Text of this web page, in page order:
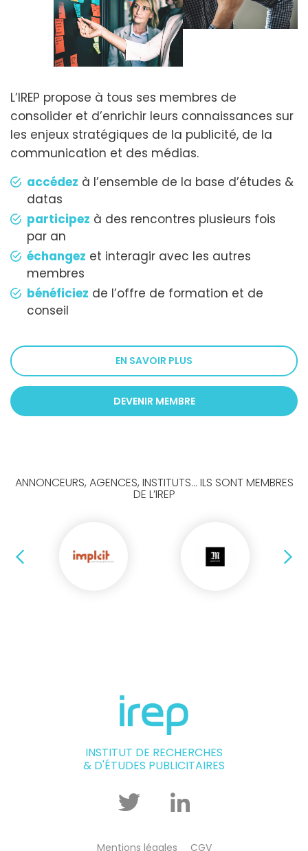
L’IREP propose à tous ses membres de
consolider et d’enrichir leurs connaissances sur
les enjeux stratégiques de la publicité, de la
communication et des médias.
accédez à l’ensemble de la base d’études &
datas
participez à des rencontres plusieurs fois
par an
échangez et interagir avec les autres
membres
bénéficiez de l’offre de formation et de
conseil
EN SAVOIR PLUS
DEVENIR MEMBRE
ANNONCEURS, AGENCES, INSTITUTS... ILS SONT MEMBRES
DE L’IREP
Précédent
INSTITUT DE RECHERCHES
& D'ÉTUDES PUBLICITAIRES
Twitter Linkedin
Mentions légales CGV